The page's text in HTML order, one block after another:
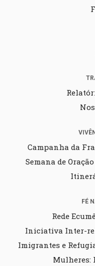
Campanha da
Semana de
FÉ
Rede
Iniciativa Inter-
Imigrantes e
Mulheres: